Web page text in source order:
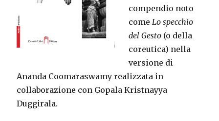
compendio noto
come Lo specchio
del Gesto (o della
coreutica) nella
versione di
Ananda Coomaraswamy realizzata in
collaborazione con Gopala Kristnayya
Duggirala.